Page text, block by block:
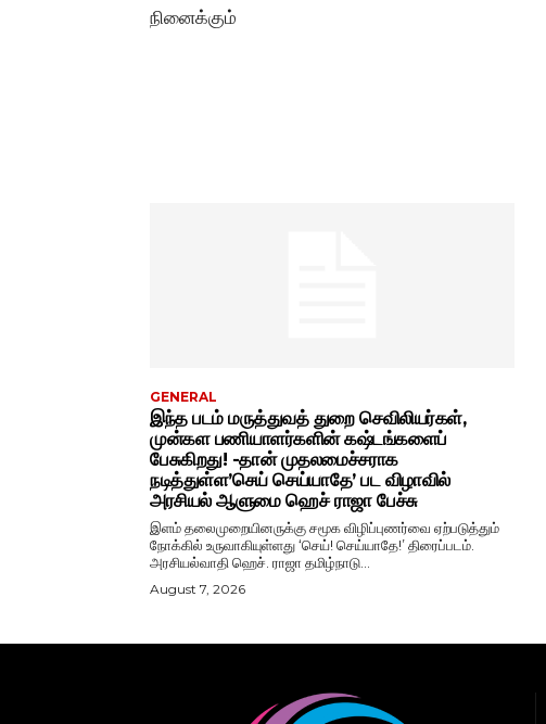
நினைக்கும்
GENERAL
இந்த படம் மருத்துவத் துறை செவிலியர்கள்,
முன்கள பணியாளர்களின் கஷ்டங்களைப்
பேசுகிறது! -தான் முதலமைச்சராக
நடித்துள்ள’செய் செய்யாதே’ பட விழாவில்
அரசியல் ஆளுமை ஹெச் ராஜா பேச்சு
இளம் தலைமுறையினருக்கு சமூக விழிப்புணர்வை ஏற்படுத்தும்
நோக்கில் உருவாகியுள்ளது ‘செய்! செய்யாதே!’ திரைப்படம்.
அரசியல்வாதி ஹெச். ராஜா தமிழ்நாடு...
August 7, 2026